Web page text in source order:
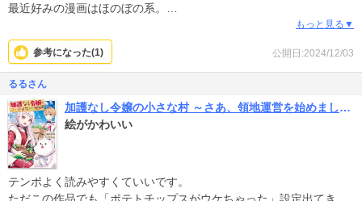
最近好みの漫画はほのぼの系。
特に町おこしみたいなのとか、薬草からポーション作って傷ついた
人たちを
ヒールで治すとか。
これは町おこしのお話し。
ついつい何回も見ちゃいます
もっと見る▼
公開日:2024/12/03
参考になった(1)
るるさん
加護なし令嬢の小さな村 ～さあ、領地運営を始めましょう！～
絵がかわいい
テンポよく読みやすくていいです。
ただこの作品でも「ポテトチップスがウケちゃった」設定出てきま